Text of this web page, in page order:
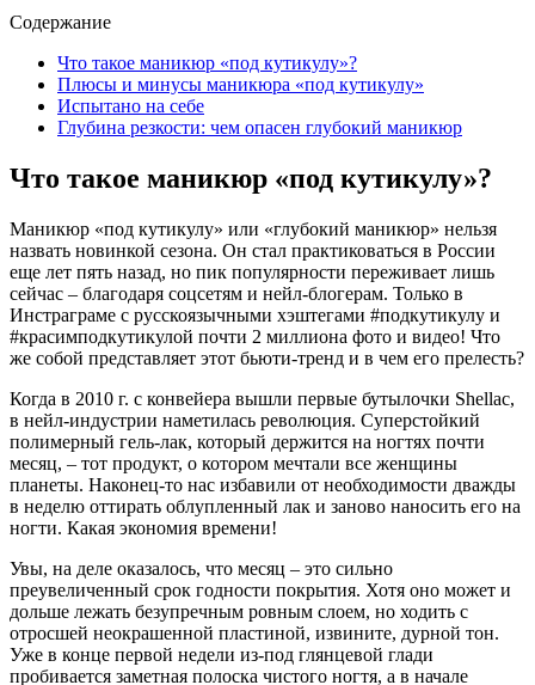
Содержание
Что такое маникюр «под кутикулу»?
Плюсы и минусы маникюра «под кутикулу»
Испытано на себе
Глубина резкости: чем опасен глубокий маникюр
Что такое маникюр «под кутикулу»?
Маникюр «под кутикулу» или «глубокий маникюр» нельзя
назвать новинкой сезона. Он стал практиковаться в России
еще лет пять назад, но пик популярности переживает лишь
сейчас – благодаря соцсетям и нейл-блогерам. Только в
Инстраграме с русскоязычными хэштегами #подкутикулу и
#красимподкутикулой почти 2 миллиона фото и видео! Что
же собой представляет этот бьюти-тренд и в чем его прелесть?
Когда в 2010 г. с конвейера вышли первые бутылочки Shellac,
в нейл-индустрии наметилась революция. Суперстойкий
полимерный гель-лак, который держится на ногтях почти
месяц, – тот продукт, о котором мечтали все женщины
планеты. Наконец-то нас избавили от необходимости дважды
в неделю оттирать облупленный лак и заново наносить его на
ногти. Какая экономия времени!
Увы, на деле оказалось, что месяц – это сильно
преувеличенный срок годности покрытия. Хотя оно может и
дольше лежать безупречным ровным слоем, но ходить с
отросшей неокрашенной пластиной, извините, дурной тон.
Уже в конце первой недели из-под глянцевой глади
пробивается заметная полоска чистого ногтя, а в начале